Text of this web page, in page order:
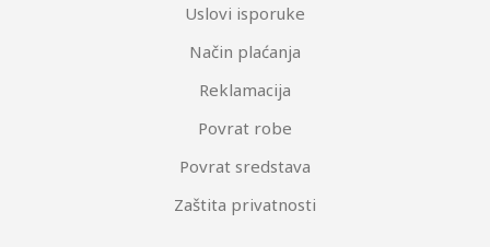
Uslovi isporuke
Način plaćanja
Reklamacija
Povrat robe
Povrat sredstava
Zaštita privatnosti